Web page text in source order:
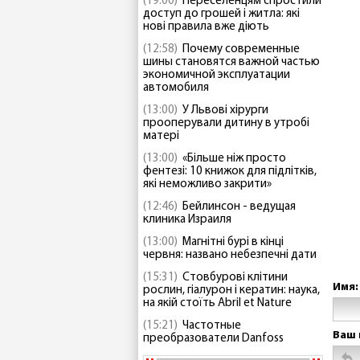
доступ до грошей і житла: які
нові правила вже діють
(12:58) Почему современные
шины становятся важной частью
экономичной эксплуатации
автомобиля
(13:00) У Львові хірурги
прооперували дитину в утробі
матері
(13:00) «Більше ніж просто
фентезі: 10 книжок для підлітків,
які неможливо закрити»
(12:46) Бейлинсон - ведущая
клиника Израиля
(13:00) Магнітні бурі в кінці
червня: названо небезпечні дати
(15:31) Стовбурові клітини
рослин, гіалурон і кератин: наука,
на якій стоїть Abril et Nature
(15:21) Частотные
преобразователи Danfoss
Имя:
Ваш